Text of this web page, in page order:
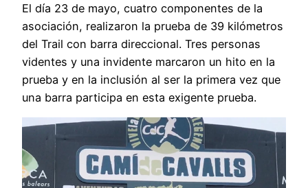
El día 23 de mayo, cuatro componentes de la
asociación, realizaron la prueba de 39 kilómetros
del Trail con barra direccional. Tres personas
videntes y una invidente marcaron un hito en la
prueba y en la inclusión al ser la primera vez que
una barra participa en esta exigente prueba.